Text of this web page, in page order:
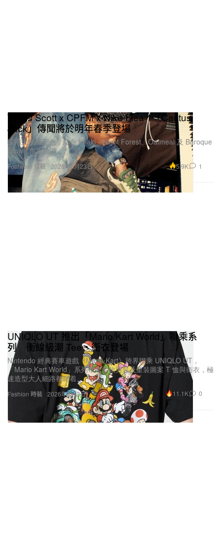
Footwear 球鞋
Travis Scott x CPFM x Nike Flea 1「Cactus
Jack」傳聞將於明年春季登場
採用大地風配色，結合 Khaki、Night Forest、Oatmeal 及 Baroque
Brown 多重色調。
2026年5月23日 5.9K 1
Fashion 時裝
UNIQLO UT 推出「Mario Kart World」聯乘系
列 衝線級潮 Tee・衛衣登場
Nintendo 經典賽車遊戲《Mario Kart》跨界聯乘 UNIQLO UT，
「Mario Kart World」系列帶來多款男裝及童裝圖案 T 恤與衛衣，極
速造型大人細路都啱着。
2026年6月2日 11.1K 0